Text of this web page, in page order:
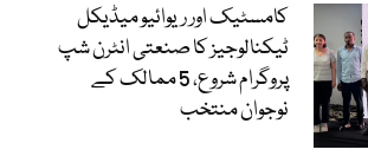
کامسٹیک اور ریوائیو میڈیکل
ٹیکنالوجیز کا صنعتی انٹرن شپ
پروگرام شروع، 5 ممالک کے
نوجوان منتخب